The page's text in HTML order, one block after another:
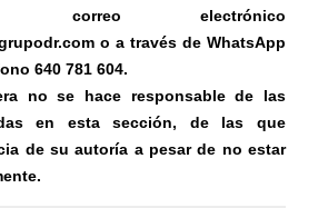
electrónico
o a través de WhatsApp
640 781 604.
no se hace responsable de las
en esta sección, de las que
de su autoría a pesar de no estar